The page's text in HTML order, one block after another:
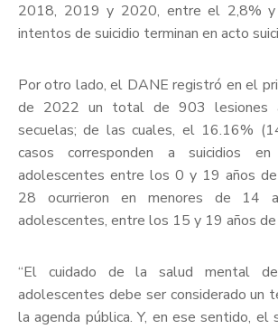
2018, 2019 y 2020, entre el 2,8%
intentos de suicidio terminan en acto
Por otro lado, el DANE registró en el
de 2022 un total de 903 lesiones
secuelas; de las cuales, el 16.16%
casos corresponden a suicidios
adolescentes entre los 0 y 19 años
28 ocurrieron en menores de 14
adolescentes, entre los 15 y 19 años de
“El cuidado de la salud mental
adolescentes debe ser considerado un
la agenda pública. Y, en ese sentido, el